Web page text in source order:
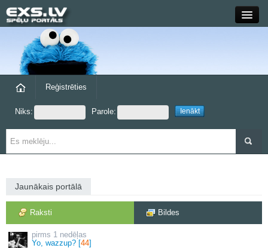
Grupas
Reģistrēties
Niks: Parole:
Jaunākais portālā
Raksti Bildes
1 nedēļas
Yo, wazzup? [44]